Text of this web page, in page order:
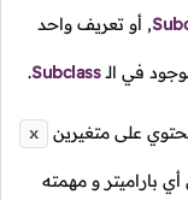
, أو تعريف واحد
في الـSubclass
.
على متغيرين x
أي باراميتر و مهمته